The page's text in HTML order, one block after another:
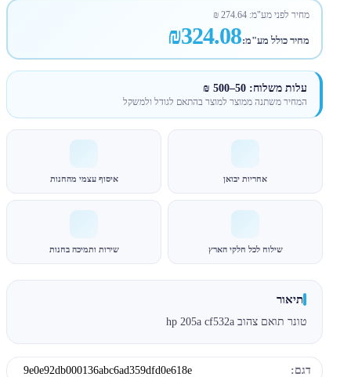
מחיר לפני מע"מ:274.64
₪
מחיר כולל מע"מ:₪324.08
עלות משלוח: 50–500 ₪
המחיר משתנה ממוצר למוצר בהתאם לגודל ולמשקל
אחריות יבואן איסוף עצמי מהחנות
שילוח לכל חלקי הארץ שירות ותמיכה בחנות
תיאור
טונר תואם צהוב hp 205a cf532a
דגם: 9e0e92db000136abc6ad359dfd0e618e